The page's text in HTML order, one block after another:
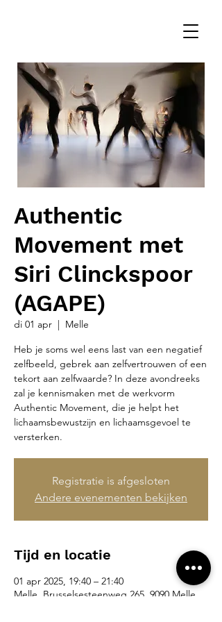
Authentic
Movement met
Siri Clinckspoor
(AGAPE)
di 01 apr
  |
Melle
Heb je soms wel eens last van een negatief
zelfbeeld, gebrek aan zelfvertrouwen of een
tekort aan zelfwaarde? In deze avondreeks
zal je kennismaken met de werkvorm
Authentic Movement, die je helpt het
lichaamsbewustzijn en lichaamsgevoel te
versterken.
Registratie is afgesloten
Andere evenementen bekijken
Tijd en locatie
01 apr 2025, 19:40 – 21:40
Melle, Brusselsesteenweg 265, 9090 Melle,